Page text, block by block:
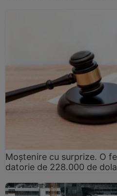
Moștenire cu surprize. O
datorie de 228.000 de